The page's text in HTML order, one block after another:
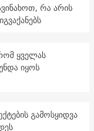
რა არის
ყველას
იყოს
გამოსყიდვა